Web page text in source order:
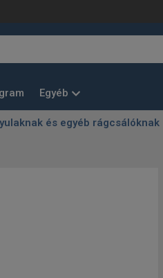
Egyéb
és egyéb rágcsálóknak